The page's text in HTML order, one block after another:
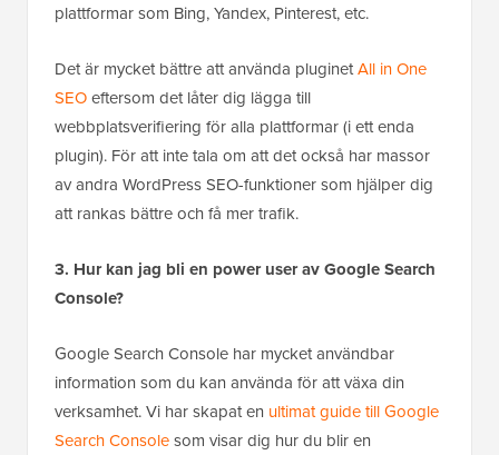
plattformar som Bing, Yandex, Pinterest, etc.
Det är mycket bättre att använda pluginetAll in One
SEOeftersom det låter dig lägga till
webbplatsverifiering för alla plattformar (i ett enda
plugin). För att inte tala om att det också har massor
av andra WordPress SEO-funktioner som hjälper dig
att rankas bättre och få mer trafik.
3. Hur kan jag bli en power user av Google Search
Console?
Google Search Console har mycket användbar
information som du kan använda för att växa din
verksamhet. Vi har skapat en ultimat guide till Google
Search Consolesom visar dig hur du blir en